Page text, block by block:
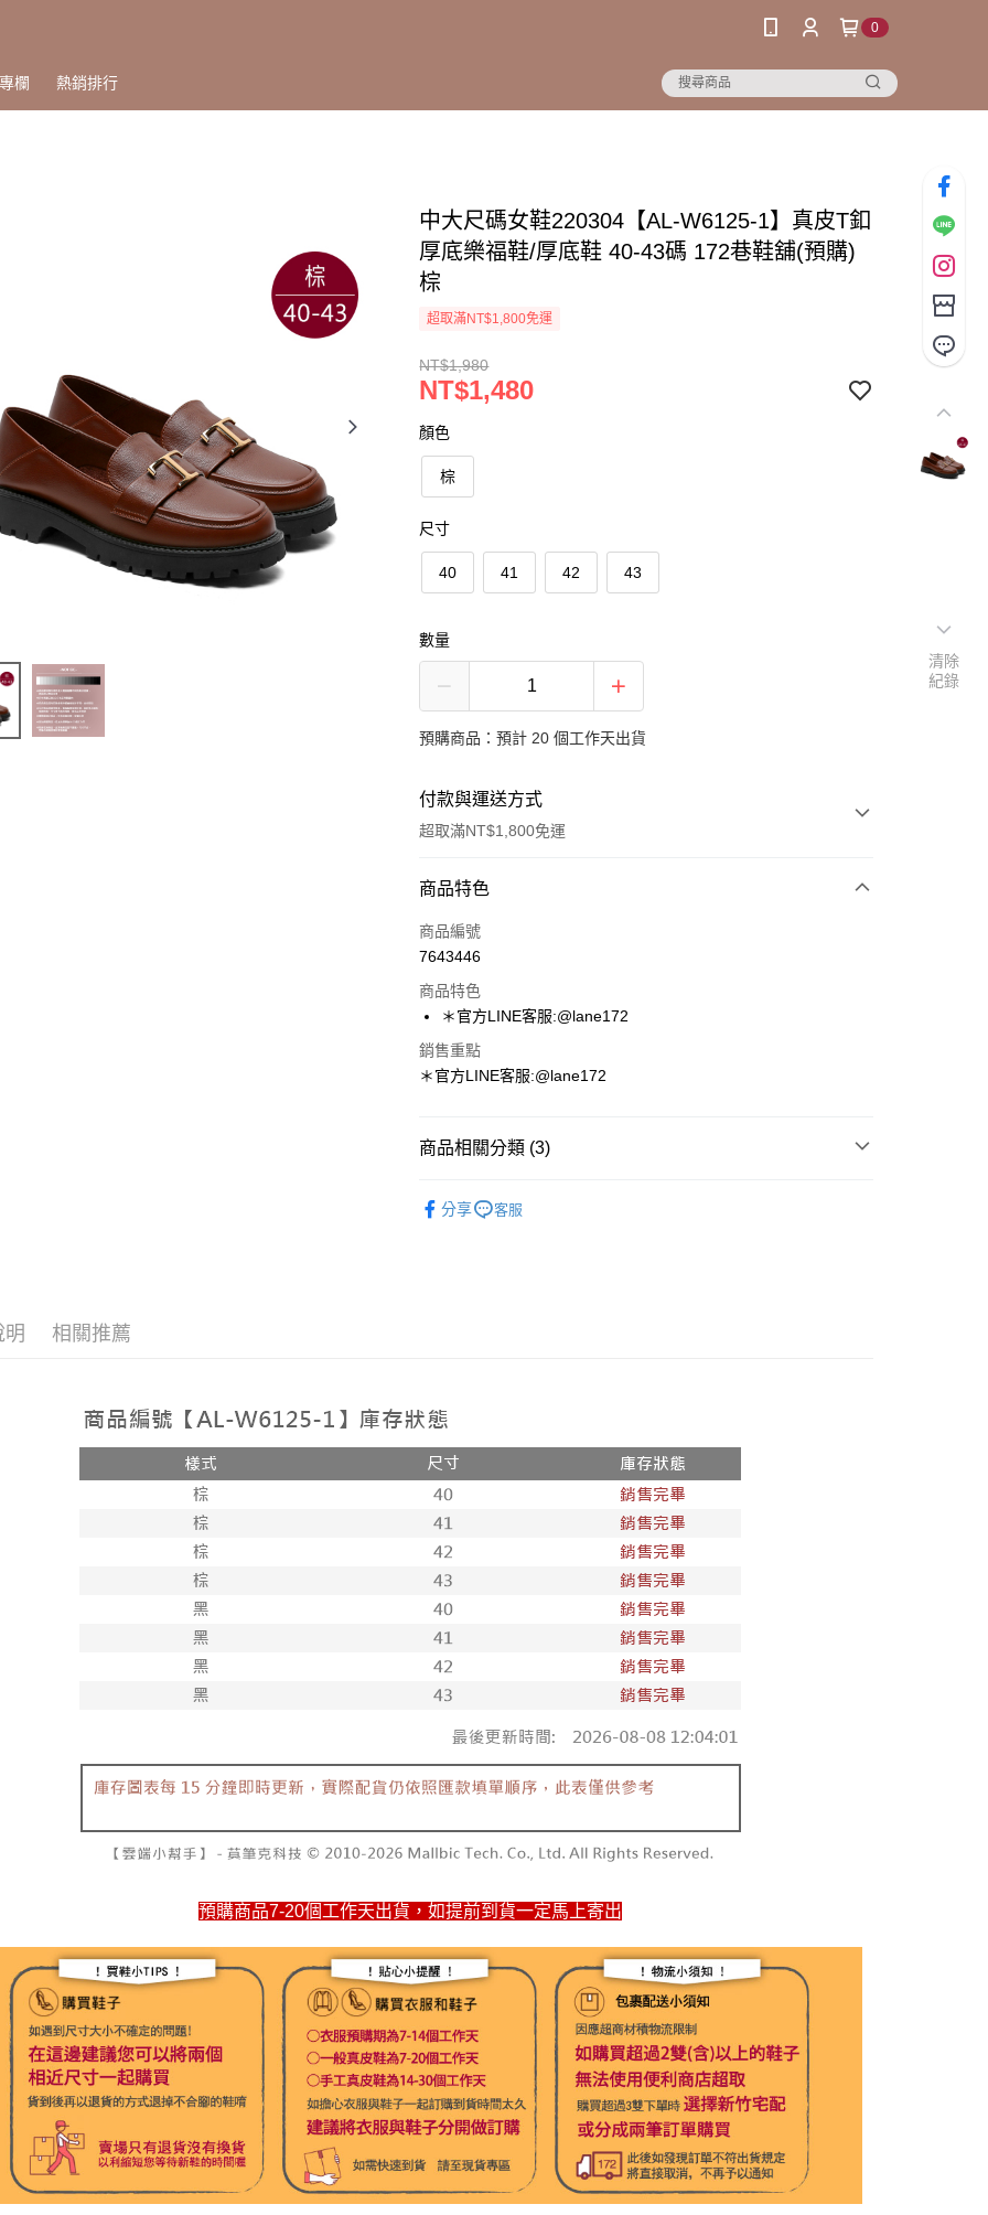
0
欄 熱銷排行
中大尺碼女鞋220304【AL-W6125-1】真皮T釦
厚底樂福鞋/厚底鞋 40-43碼 172巷鞋舖(預購)
棕
超取滿NT$1,800免運
NT$1,980
NT$1,480
顏色
棕
尺寸
40 41 42 43
數量
預購商品：預計 20 個工作天出貨
付款與運送方式
超取滿NT$1,800免運
付款方式
信用卡一次付款
LINE Pay
Apple Pay
7-11取貨付款
每筆NT$100，滿NT$1,800(含以上)免運費
付款後711取貨
每筆NT$100，滿NT$1,800(含以上)免運費
商品特色
商品編號
7643446
商品特色
＊官方LINE客服:@lane172
銷售重點
＊官方LINE客服:@lane172
商品相關分類 (3)
分享 客服
明 相關推薦
預購商品7-20個工作天出貨，如提前到貨一定馬上寄出
清除
紀錄